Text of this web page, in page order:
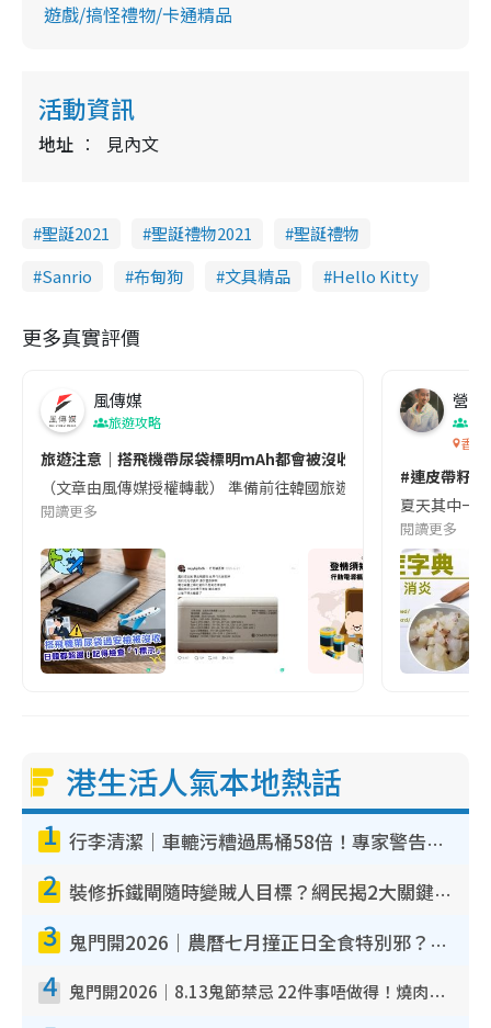
遊戲/搞怪禮物/卡通精品
活動資訊
地址 見內文
聖誕2021 聖誕禮物2021
聖誕禮物
Sanrio
布甸狗 文具精品 Hello Kitty
更多真實評價
風傳媒
旅遊攻略
旅遊注意｜搭飛機帶尿袋標明mAh都會被沒收😱出發前切記檢查
（文章由風傳媒授權轉載） 準備前往韓國旅遊的民眾，近期要
閱讀更多
營養
香港
#連皮帶籽
夏天其中一
閱讀更多
港生活人氣本地熱話
1 行李清潔｜車轆污糟過馬桶58倍！專家警告忌用酒精抹 教1招免污手除菌
2 裝修拆鐵閘隨時變賊人目標？網民揭2大關鍵用途：裝新式等於白裝？附新舊鐵閘分別
3 鬼門開2026｜農曆七月撞正日全食特別邪？專家警告切忌做一事！揭4大禁忌+2招保平安
4 鬼門開2026｜8.13鬼節禁忌 22件事唔做得！燒肉、刺身要少食？半夜勿吹口哨/打呢個電話